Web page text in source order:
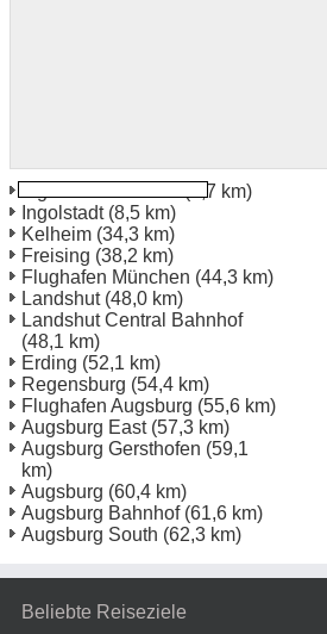
Ingolstadt Bahnhof(7,7 km)
Ingolstadt(8,5 km)
Kelheim (34,3 km)
Freising (38,2 km)
Flughafen München (44,3 km)
Landshut(48,0 km)
Landshut Central Bahnhof
(48,1 km)
Erding (52,1 km)
Regensburg (54,4 km)
Flughafen Augsburg (55,6 km)
Augsburg East(57,3 km)
Augsburg Gersthofen (59,1
km)
Augsburg (60,4 km)
Augsburg Bahnhof(61,6 km)
Augsburg South (62,3 km)
Beliebte Reiseziele